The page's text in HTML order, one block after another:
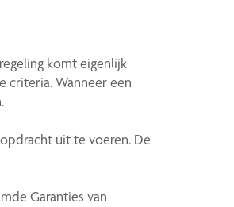
komt eigenlijk
criteria. Wanneer een
uit te voeren. De
Garanties van